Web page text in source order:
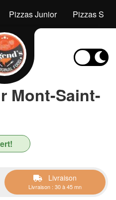
Pizzas Junior Pizzas
Mont-Saint-
Livraison
Livraison : 30 à 45 mn